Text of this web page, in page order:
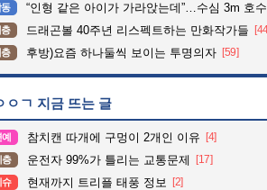
동 “인형 같은 아이가 가라앉는데”…수심 3m 호수 뛰어든 60대 의인
드래곤볼 40주년 리스펙트하는 만화작가들
후방)요즘 하나둘씩 보이는 투명의자 [59]
ㅇㄱ 지금 뜨는 글
예 참치캔 따개에 구멍이 2개인 이유 [4]
층 운전자 99%가 틀리는 교통문제 [17]
슈 현재까지 트리플 태풍 정보 [2]